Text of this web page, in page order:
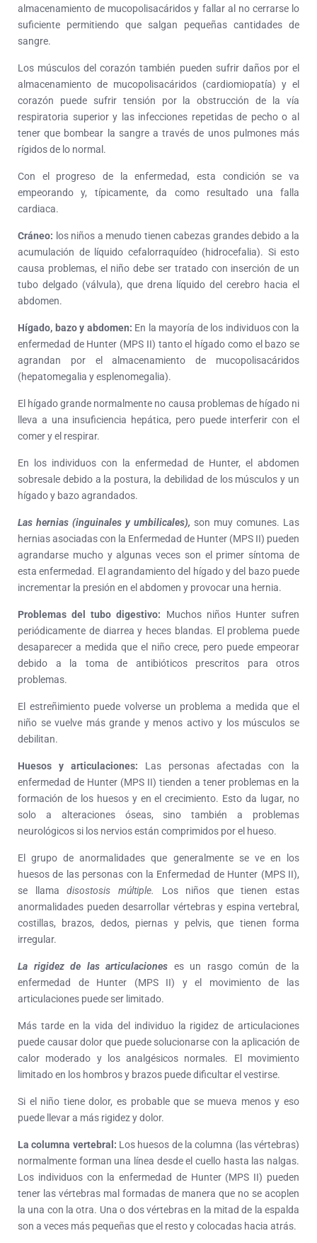
almacenamiento de mucopolisacáridos y fallar al no cerrarse lo
suficiente permitiendo que salgan pequeñas cantidades de
sangre.
Los músculos del corazón también pueden sufrir daños por el
almacenamiento de mucopolisacáridos (cardiomiopatía) y el
corazón puede sufrir tensión por la obstrucción de la vía
respiratoria superior y las infecciones repetidas de pecho o al
tener que bombear la sangre a través de unos pulmones más
rígidos de lo normal.
Con el progreso de la enfermedad, esta condición se va
empeorando y, típicamente, da como resultado una falla
cardiaca.
Cráneo: los niños a menudo tienen cabezas grandes debido a la
acumulación de líquido cefalorraquídeo (hidrocefalia). Si esto
causa problemas, el niño debe ser tratado con inserción de un
tubo delgado (válvula), que drena líquido del cerebro hacia el
abdomen.
Hígado, bazo y abdomen: En la mayoría de los individuos con la
enfermedad de Hunter (MPS II) tanto el hígado como el bazo se
agrandan por el almacenamiento de mucopolisacáridos
(hepatomegalia y esplenomegalia).
El hígado grande normalmente no causa problemas de hígado ni
lleva a una insuficiencia hepática, pero puede interferir con el
comer y el respirar.
En los individuos con la enfermedad de Hunter, el abdomen
sobresale debido a la postura, la debilidad de los músculos y un
hígado y bazo agrandados.
Las hernias (inguinales y umbilicales), son muy comunes. Las
hernias asociadas con la Enfermedad de Hunter (MPS II) pueden
agrandarse mucho y algunas veces son el primer síntoma de
esta enfermedad. El agrandamiento del hígado y del bazo puede
incrementar la presión en el abdomen y provocar una hernia.
Problemas del tubo digestivo: Muchos niños Hunter sufren
periódicamente de diarrea y heces blandas. El problema puede
desaparecer a medida que el niño crece, pero puede empeorar
debido a la toma de antibióticos prescritos para otros
problemas.
El estreñimiento puede volverse un problema a medida que el
niño se vuelve más grande y menos activo y los músculos se
debilitan.
Huesos y articulaciones: Las personas afectadas con la
enfermedad de Hunter (MPS II) tienden a tener problemas en la
formación de los huesos y en el crecimiento. Esto da lugar, no
solo a alteraciones óseas, sino también a problemas
neurológicos si los nervios están comprimidos por el hueso.
El grupo de anormalidades que generalmente se ve en los
huesos de las personas con la Enfermedad de Hunter (MPS II),
se llamadisostosis múltiple.
Los niños que tienen estas
anormalidades pueden desarrollar vértebras y espina vertebral,
costillas, brazos, dedos, piernas y pelvis, que tienen forma
irregular.
La rigidez de las articulaciones es un rasgo común de la
enfermedad de Hunter (MPS II) y el movimiento de las
articulaciones puede ser limitado.
Más tarde en la vida del individuo la rigidez de articulaciones
puede causar dolor que puede solucionarse con la aplicación de
calor moderado y los analgésicos normales. El movimiento
limitado en los hombros y brazos puede dificultar el vestirse.
Si el niño tiene dolor, es probable que se mueva menos y eso
puede llevar a más rigidez y dolor.
La columna vertebral: Los huesos de la columna (las vértebras)
normalmente forman una línea desde el cuello hasta las nalgas.
Los individuos con la enfermedad de Hunter (MPS II) pueden
tener las vértebras mal formadas de manera que no se acoplen
la una con la otra. Una o dos vértebras en la mitad de la espalda
son a veces más pequeñas que el resto y colocadas hacia atrás.